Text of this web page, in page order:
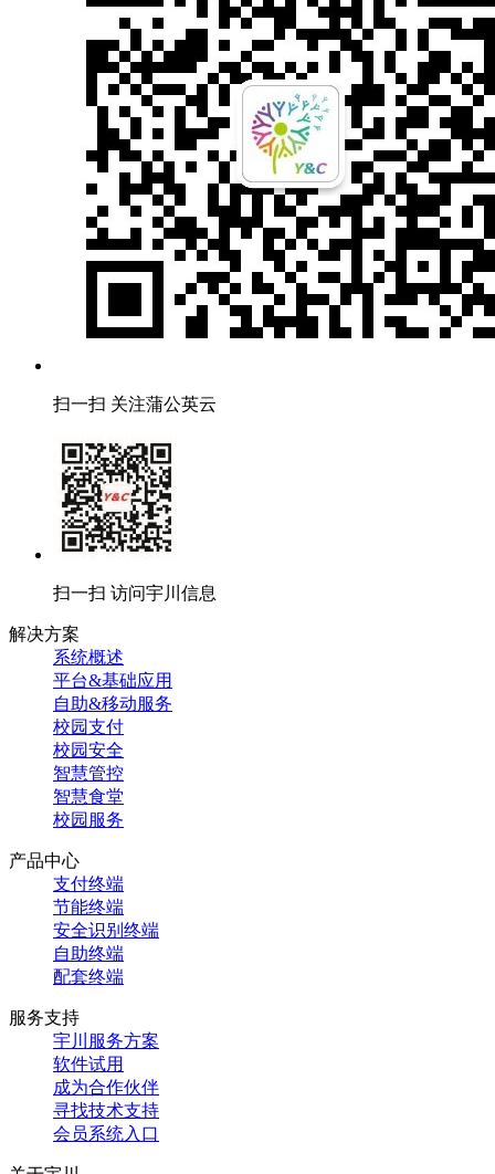
扫一扫 关注蒲公英云
扫一扫 访问宇川信息
解决方案
系统概述
平台&基础应用
自助&移动服务
校园支付
校园安全
智慧管控
智慧食堂
校园服务
产品中心
支付终端
节能终端
安全识别终端
自助终端
配套终端
服务支持
宇川服务方案
软件试用
成为合作伙伴
寻找技术支持
会员系统入口